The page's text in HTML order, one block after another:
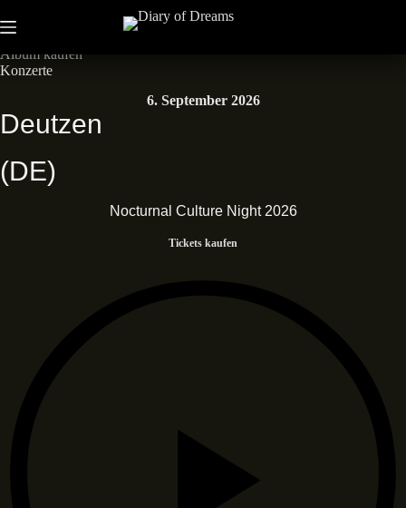
Inhalt
Neues Album • Dead End Dreams • Out now
Album kaufen
Konzerte
6. September 2026
Deutzen
(DE)
Nocturnal Culture Night 2026
Tickets kaufen